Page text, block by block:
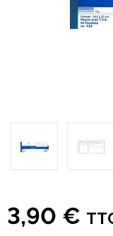
3,90 €